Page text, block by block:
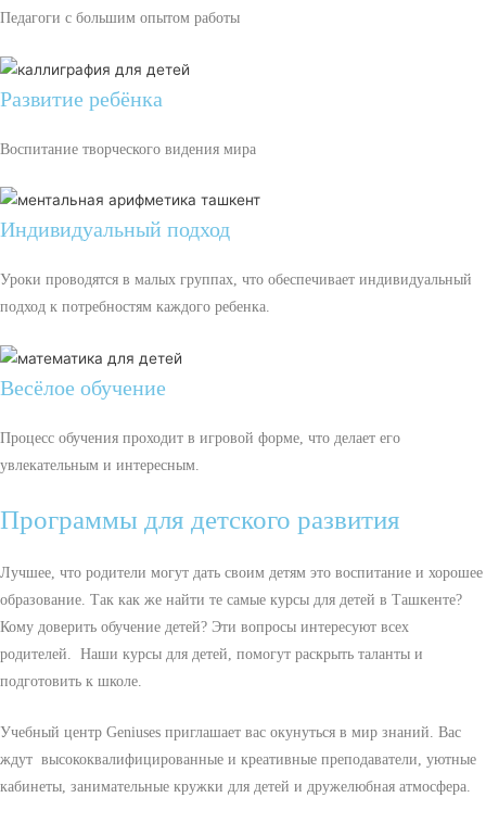
Педагоги с большим опытом работы
Развитие ребёнка
Воспитание творческого видения мира
Индивидуальный подход
Уроки проводятся в малых группах, что обеспечивает индивидуальный
подход к потребностям каждого ребенка.
Весёлое обучение
Процесс обучения проходит в игровой форме, что делает его
увлекательным и интересным.
Программы для детского развития
Лучшее, что родители могут дать своим детям это воспитание и хорошее
образование. Так как же найти те самые курсы для детей в Ташкенте?
Кому доверить обучение детей? Эти вопросы интересуют всех
родителей. Наши курсы для детей, помогут раскрыть таланты и
подготовить к школе.
Учебный центр Geniuses приглашает вас окунуться в мир знаний. Вас
ждут высококвалифицированные и креативные преподаватели, уютные
кабинеты, занимательные кружки для детей и дружелюбная атмосфера.